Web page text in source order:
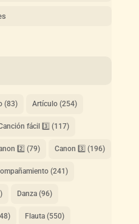
(83) Artículo(254)
fácil 3️⃣ (117)
2️⃣ (79) Canon 3️⃣ (196)
(241)
Danza(96)
Flauta(550)